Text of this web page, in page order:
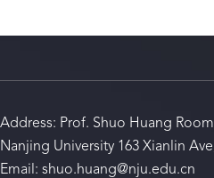
Address: Prof. Shuo Huang
Nanjing University 163 Xianlin
Email: shuo.huang@nju.edu.cn